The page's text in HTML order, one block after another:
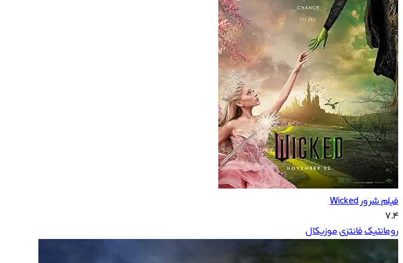
فیلم شرور Wicked
7.4
رومانتیکفانتزیموزیکال